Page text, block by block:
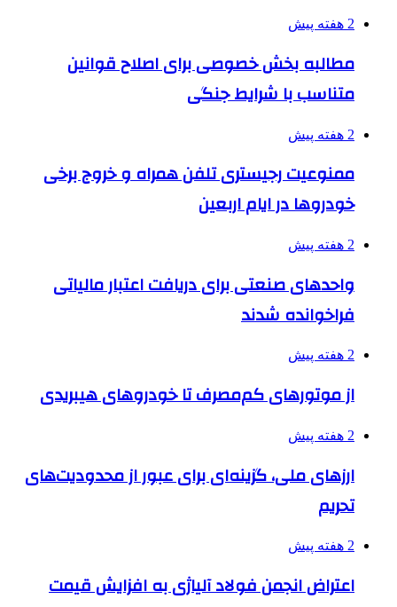
2 هفته پیش
مطالبه بخش خصوصی برای اصلاح قوانین
متناسب با شرایط جنگی
2 هفته پیش
ممنوعیت رجیستری تلفن همراه و خروج برخی
خودروها در ایام اربعین
2 هفته پیش
واحدهای صنعتی برای دریافت اعتبار مالیاتی
فراخوانده شدند
2 هفته پیش
از موتورهای کم‌مصرف تا خودروهای هیبریدی
2 هفته پیش
ارزهای ملی، گزینه‌ای برای عبور از محدودیت‌های
تحریم
2 هفته پیش
اعتراض انجمن فولاد آلیاژی به افزایش قیمت